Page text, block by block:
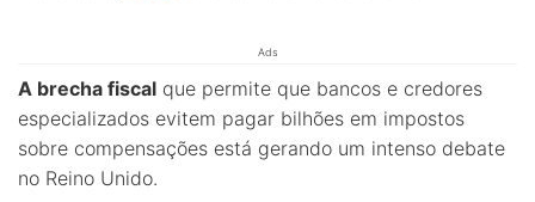
Ads
A brecha fiscal que permite que bancos e credores
especializados evitem pagar bilhões em impostos
sobre compensações está gerando um intenso debate
no Reino Unido.